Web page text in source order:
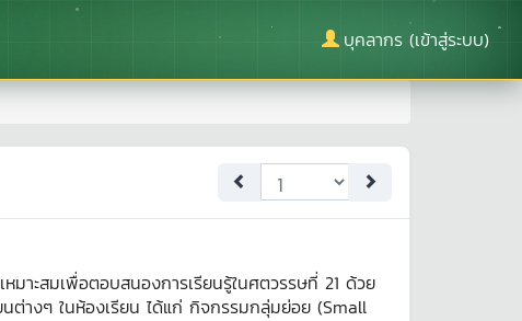
บุคลากร (เข้าสู่ระบบ)
าะสมเพื่อตอบสนองการเรียนรู้ในศตวรรษที่ 21 ด้วย
นต่างๆ ในห้องเรียน ได้แก่ กิจกรรมกลุ่มย่อย (Small